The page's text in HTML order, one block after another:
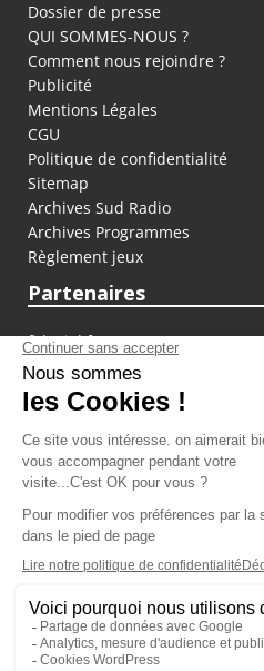
Dossier de presse
QUI SOMMES-NOUS ?
Comment nous rejoindre ?
Publicité
Mentions Légales
CGU
Politique de confidentialité
Sitemap
Archives Sud Radio
Archives Programmes
Règlement jeux
Partenaires
fiducial.fr
lyoncapitale.fr
olympique-et-lyonnais.com
L'application Iphone /
Téléchargez
Les cookies
Gestion des cookies
Crédit photos : ©Sud